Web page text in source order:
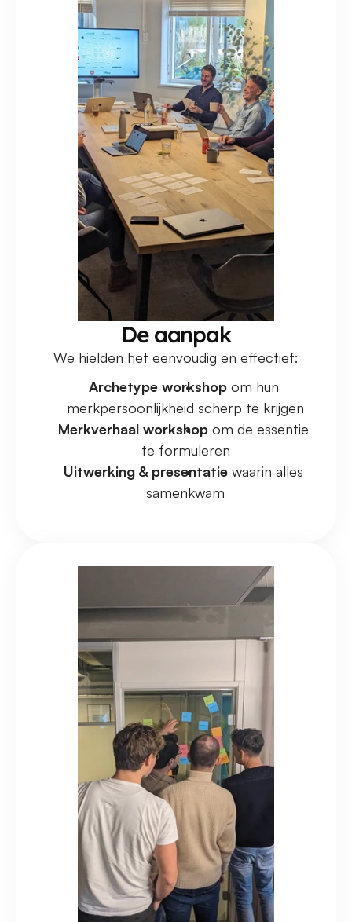
De aanpak
We hielden het eenvoudig en effectief:
Archetype workshop om hun
merkpersoonlijkheid scherp te krijgen
Merkverhaal workshop om de essentie
te formuleren
Uitwerking & presentatie waarin alles
samenkwam